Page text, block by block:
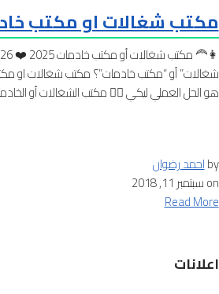
مكتب شغالات او مكتب خادمات
شغالات” أو “مكتب خادمات”؟ مكتب شغالات او
هو الحل العملي ليكي 🙋‍♀️ مكتب الشغالات أو
byاحمد رضوان
onسبتمبر 11, 2018
Read More
اعلانات